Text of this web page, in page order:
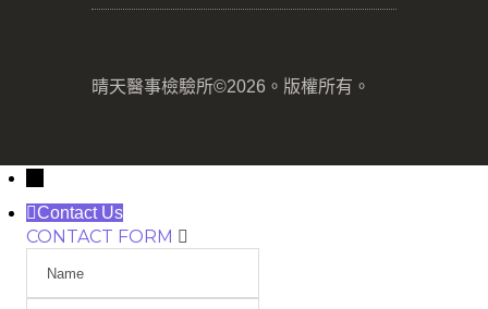
晴天醫事檢驗所©2026。版權所有。
Contact Us
CONTACT FORM